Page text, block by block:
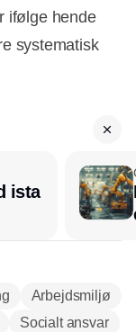
ifølge hende
systematisk
ista
Arbejdsmiljø
Socialt ansvar